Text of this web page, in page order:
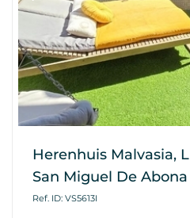
Herenhuis Malvasia,
San Miguel De Abona
Ref. ID: VS5613I